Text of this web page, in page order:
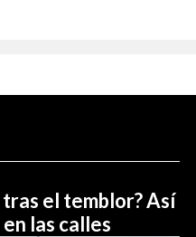
el temblor? Así
las calles